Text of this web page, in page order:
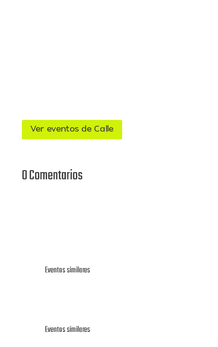
Ver eventos de Calle
0 Comentarios
Eventos similares
Eventos similares